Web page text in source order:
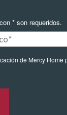
* son requeridos.
de Mercy Home